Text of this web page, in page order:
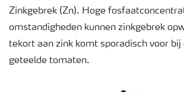
Zinkgebrek (Zn). Hoge
omstandigheden kunnen zinkgebrek
tekort aan zink komt sporadisch voor bij
geteelde tomaten.